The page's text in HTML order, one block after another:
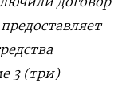
3 (три)